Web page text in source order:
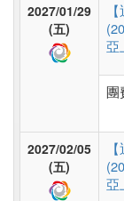
2027/01/29
(五)
亞
團
2027/02/05
(五)
亞